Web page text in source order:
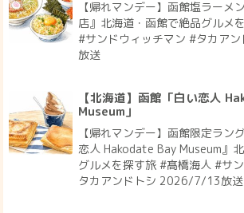
【帰れマンデー】函館塩ラーメ
店』北海道・函館で絶品グルメ
#サンドウィッチマン #タカア
放送
【北海道】函館「白い恋人
Museum」
【帰れマンデー】函館限定ラン
恋人 Hakodate Bay Museum』
グルメを探す旅 #髙橋海人 #サ
タカアンドトシ 2026/7/13放送